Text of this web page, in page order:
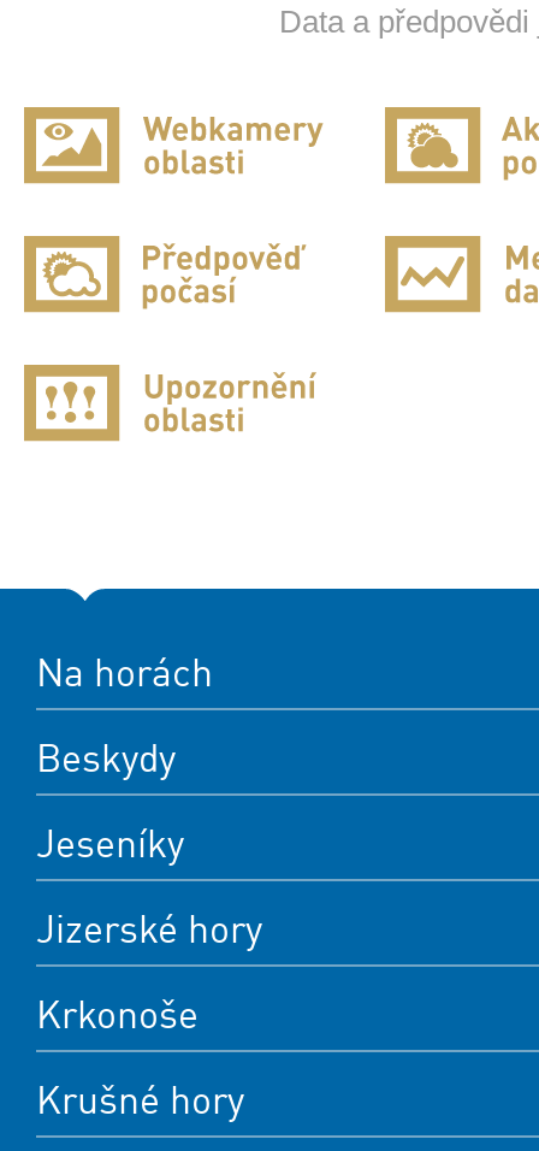
Data a
Na horách
Beskydy
Jeseníky
Jizerské hory
Krkonoše
Krušné hory